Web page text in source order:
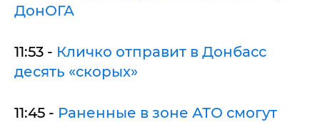
ДонОГА
11:53 - Кличко отправит в Донбасс
десять «скорых»
11:45 - Раненные в зоне АТО смогут